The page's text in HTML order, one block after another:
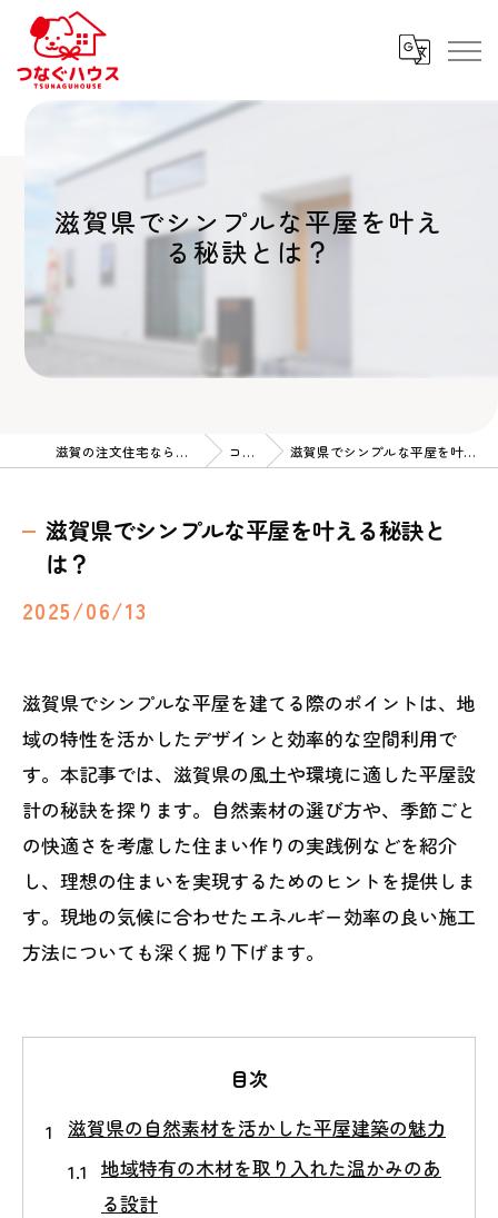
滋賀県でシンプルな平屋を叶え
る秘訣とは？
滋賀の注文住宅ならつなぐハウス コラム 滋賀県でシンプルな平屋を叶える秘訣とは？
滋賀県でシンプルな平屋を叶える秘訣と
は？
2025/06/13
滋賀県でシンプルな平屋を建てる際のポイントは、地
域の特性を活かしたデザインと効率的な空間利用で
す。本記事では、滋賀県の風土や環境に適した平屋設
計の秘訣を探ります。自然素材の選び方や、季節ごと
の快適さを考慮した住まい作りの実践例などを紹介
し、理想の住まいを実現するためのヒントを提供しま
す。現地の気候に合わせたエネルギー効率の良い施工
方法についても深く掘り下げます。
目次
滋賀県の自然素材を活かした平屋建築の魅力
地域特有の木材を取り入れた温かみのあ
る設計